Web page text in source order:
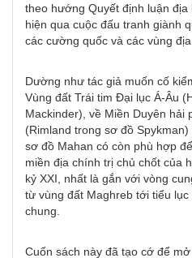
theo hướng Quyết định luận
hiện qua cuộc đấu tranh giành
các cường quốc và các vùng
Dường như tác giả muốn cố
Vùng đất Trái tim Đại lục Á-Âu
Mackinder), về Miền Duyên hải
(Rimland trong sơ đồ
sơ đồ Mahan có còn phù hợp
miền địa chính trị chủ chốt của
kỷ XXI, nhất là gắn với vòng
từ vùng đất Maghreb tới tiểu
chung.
Cuốn sách này đã tạo cớ để